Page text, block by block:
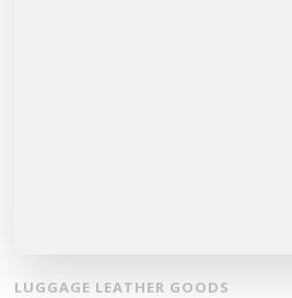
LUGGAGE LEATHER GOODS